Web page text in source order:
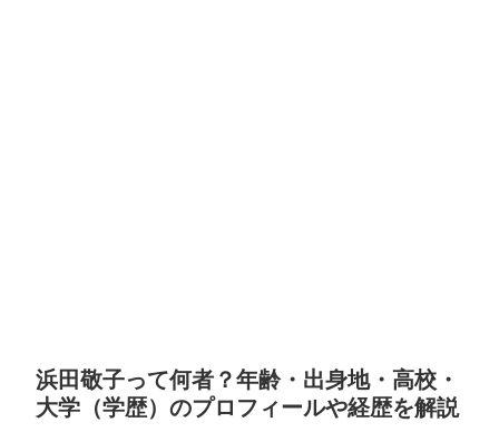
浜田敬子って何者？年齢・出身地・高校・
大学（学歴）のプロフィールや経歴を解説